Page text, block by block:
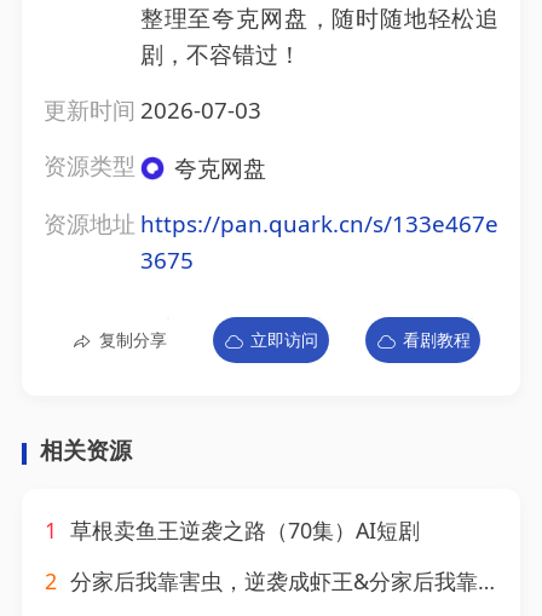
整理至夸克网盘，随时随地轻松追
剧，不容错过！
更新时间 2026-07-03
资源类型
夸克网盘
资源地址 https://pan.quark.cn/s/133e467e
3675
复制分享 立即访问 看剧教程
相关资源
1 草根卖鱼王逆袭之路（70集）AI短剧
2 分家后我靠害虫，逆袭成虾王&分家后我靠害虫逆袭成虾王（45集）AI短剧